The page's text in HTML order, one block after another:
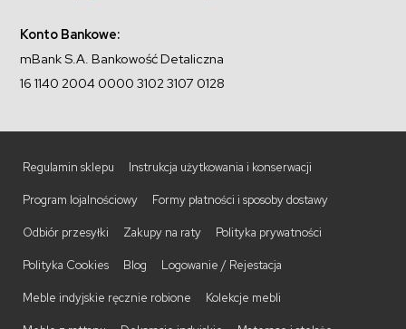
Konto Bankowe:
mBank S.A. Bankowość Detaliczna
16 1140 2004 0000 3102 3107 0128
Regulamin sklepu Instrukcja użytkowania i konserwacji
Program lojalnościowy Formy płatności i sposoby dostawy
Odbiór przesyłki Zakupy na raty Polityka prywatności
Polityka Cookies Blog Logowanie / Rejestacja
Meble indyjskie ręcznie robione Kolekcje mebli